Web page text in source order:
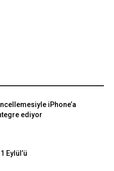
iPhone’a
ediyor
Eylül’ü